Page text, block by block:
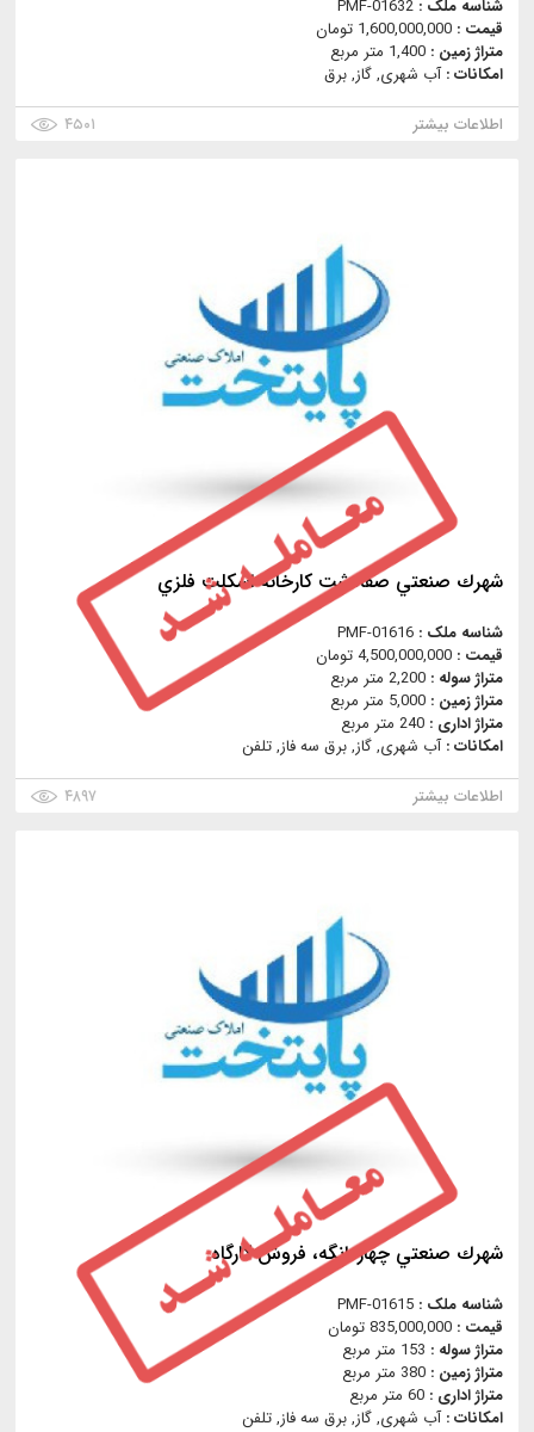
شناسه ملک : PMF-01632
قیمت : 1,600,000,000 تومان
متراژ زمین : 1,400 متر مربع
امکانات :آب شهری, گاز, برق
اطلاعات بیشتر
۴۵۰۱
شهرك صنعتي صفادشت كارخانه اسكلت فلزي
شناسه ملک : PMF-01616
قیمت : 4,500,000,000 تومان
متراژ سوله : 2,200 متر مربع
متراژ زمین : 5,000 متر مربع
متراژ اداری : 240 متر مربع
امکانات :آب شهری, گاز, برق سه فاز, تلفن
اطلاعات بیشتر
۴۸۹۷
شهرك صنعتي چهاردانگه، فروش كارگاه
شناسه ملک : PMF-01615
قیمت : 835,000,000 تومان
متراژ سوله : 153 متر مربع
متراژ زمین : 380 متر مربع
متراژ اداری : 60 متر مربع
امکانات :آب شهری, گاز, برق سه فاز, تلفن